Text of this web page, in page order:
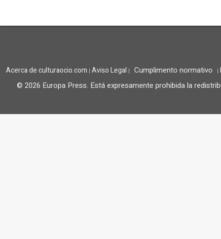
Acerca de culturaocio.com | Aviso Legal | Cumplimento normativo |
© 2026 Europa Press. Está expresamente prohibida la